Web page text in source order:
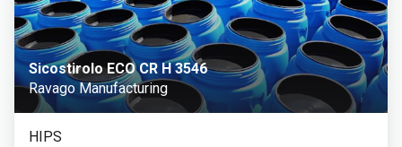
Sicostirolo ECO CR H 3546
Ravago Manufacturing
HIPS